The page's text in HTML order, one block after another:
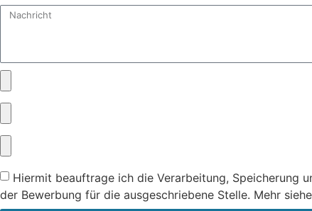
Hiermit beauftrage ich die Verarbeitung, Speicherung
der Bewerbung für die ausgeschriebene Stelle. Mehr siehe